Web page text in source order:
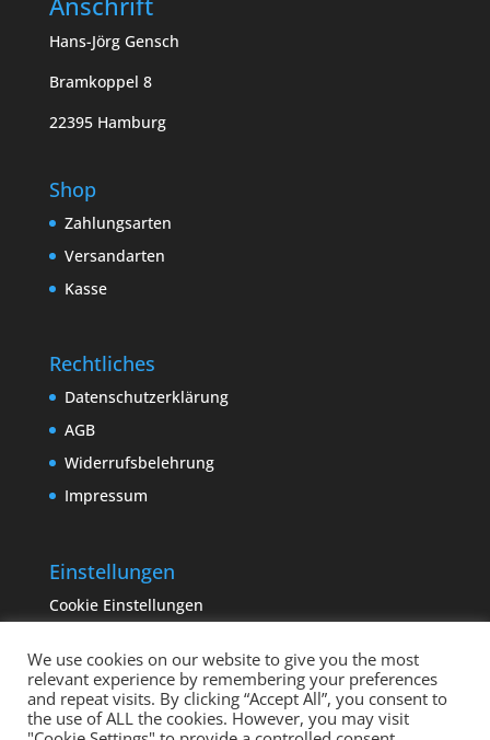
Hans-Jörg Gensch
Bramkoppel 8
22395 Hamburg
Shop
Zahlungsarten
Versandarten
Kasse
Rechtliches
Datenschutzerklärung
AGB
Widerrufsbelehrung
Impressum
Einstellungen
Cookie Einstellungen
We use cookies on our website to give you the most
relevant experience by remembering your preferences
and repeat visits. By clicking “Accept All”, you consent to
the use of ALL the cookies. However, you may visit